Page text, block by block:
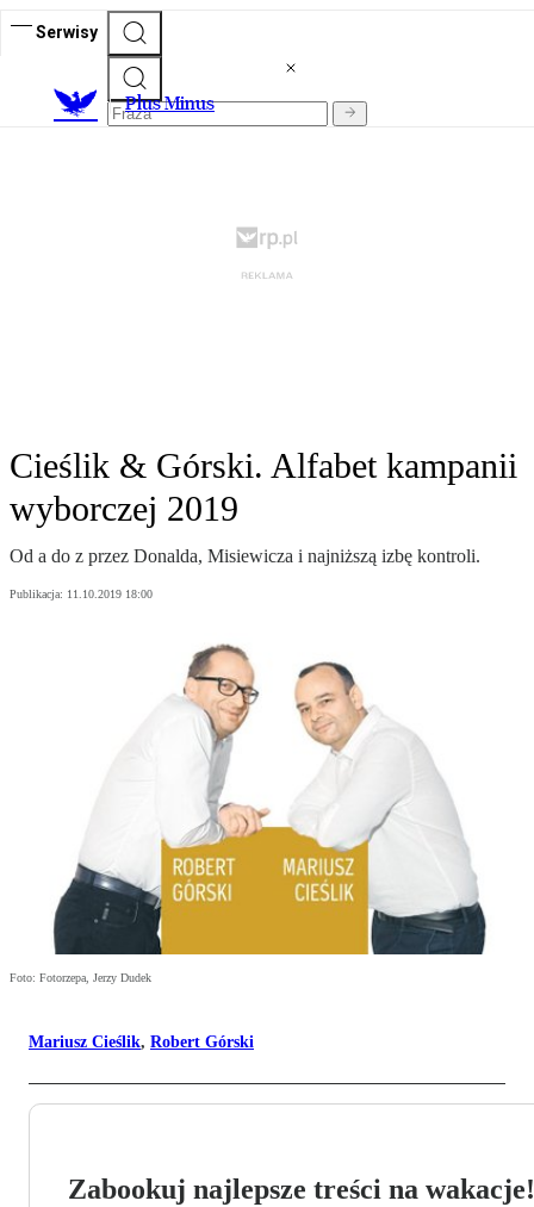
Serwisy
Plus Minus
Cieślik & Górski. Alfabet kampanii
wyborczej 2019
Od a do z przez Donalda, Misiewicza i najniższą izbę kontroli.
Publikacja: 11.10.2019 18:00
Foto: Fotorzepa, Jerzy Dudek
Mariusz Cieślik, Robert Górski
Zabookuj najlepsze treści na wakacje!